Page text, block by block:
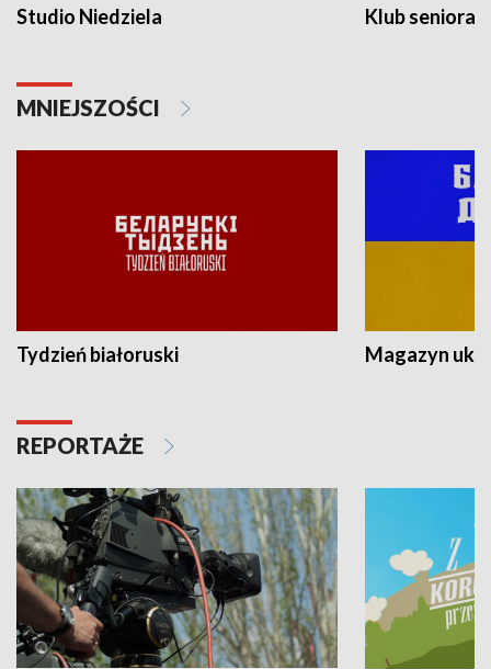
Studio Niedziela Klub seniora
MNIEJSZOŚCI
Tydzień białoruski Magazyn
REPORTAŻE